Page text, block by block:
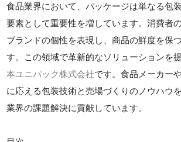
食品業界において、パッケージは単なる包
要素として重要性を増しています。消費者
ブランドの個性を表現し、商品の鮮度を保
す。この領域で革新的なソリューションを
本ユニパック株式会社です。食品メーカー
に応える包装技術と売場づくりのノウハウ
業界の課題解決に貢献しています。